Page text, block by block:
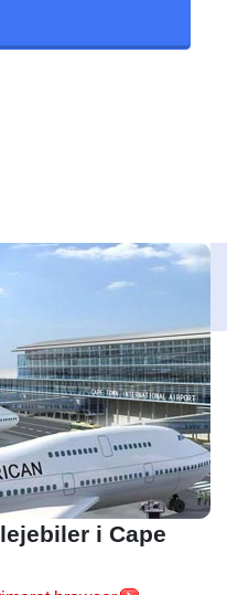
i Cape